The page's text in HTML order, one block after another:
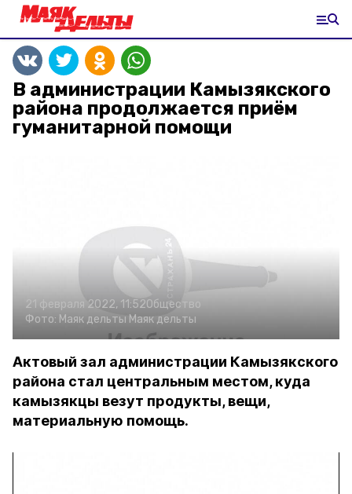
В администрации Камызякского
района продолжается приём
гуманитарной помощи
21 февраля 2022, 11:52Общество
Фото: Маяк дельты Маяк дельты
Актовый зал администрации Камызякского
района стал центральным местом, куда
камызякцы везут продукты, вещи,
материальную помощь.